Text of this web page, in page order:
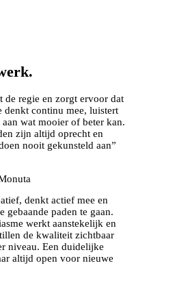
de regie en zorgt ervoor dat
denkt continu mee, luistert
aan wat mooier of beter kan.
zijn altijd oprecht en
nooit gekunsteld aan”
denkt actief mee en
gebaande paden te gaan.
werkt aanstekelijk en
de kwaliteit zichtbaar
niveau. Een duidelijke
altijd open voor nieuwe